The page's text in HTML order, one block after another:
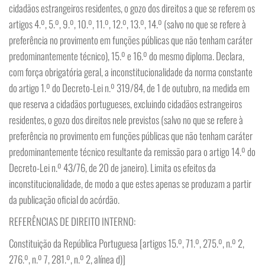
cidadãos estrangeiros residentes, o gozo dos direitos a que se referem os
artigos 4.º, 5.º, 9.º, 10.º, 11.º, 12.º, 13.º, 14.º (salvo no que se refere à
preferência no provimento em funções públicas que não tenham caráter
predominantemente técnico), 15.º e 16.º do mesmo diploma. Declara,
com força obrigatória geral, a inconstitucionalidade da norma constante
do artigo 1.º do Decreto-Lei n.º 319/84, de 1 de outubro, na medida em
que reserva a cidadãos portugueses, excluindo cidadãos estrangeiros
residentes, o gozo dos direitos nele previstos (salvo no que se refere à
preferência no provimento em funções públicas que não tenham caráter
predominantemente técnico resultante da remissão para o artigo 14.º do
Decreto-Lei n.º 43/76, de 20 de janeiro). Limita os efeitos da
inconstitucionalidade, de modo a que estes apenas se produzam a partir
da publicação oficial do acórdão.
REFERÊNCIAS DE DIREITO INTERNO:
Constituição da República Portuguesa [artigos 15.º, 71.º, 275.º, n.º 2,
276.º, n.º 7, 281.º, n.º 2, alínea d)]